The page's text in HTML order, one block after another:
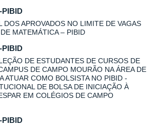
PIBID
DOS APROVADOS NO LIMITE DE VAGAS
MATEMÁTICA – PIBID
PIBID
DE ESTUDANTES DE CURSOS DE
DE CAMPO MOURÃO NA ÁREA DE
ATUAR COMO BOLSISTA NO PIBID -
DE BOLSA DE INICIAÇÃO À
EM COLÉGIOS DE CAMPO
PIBID